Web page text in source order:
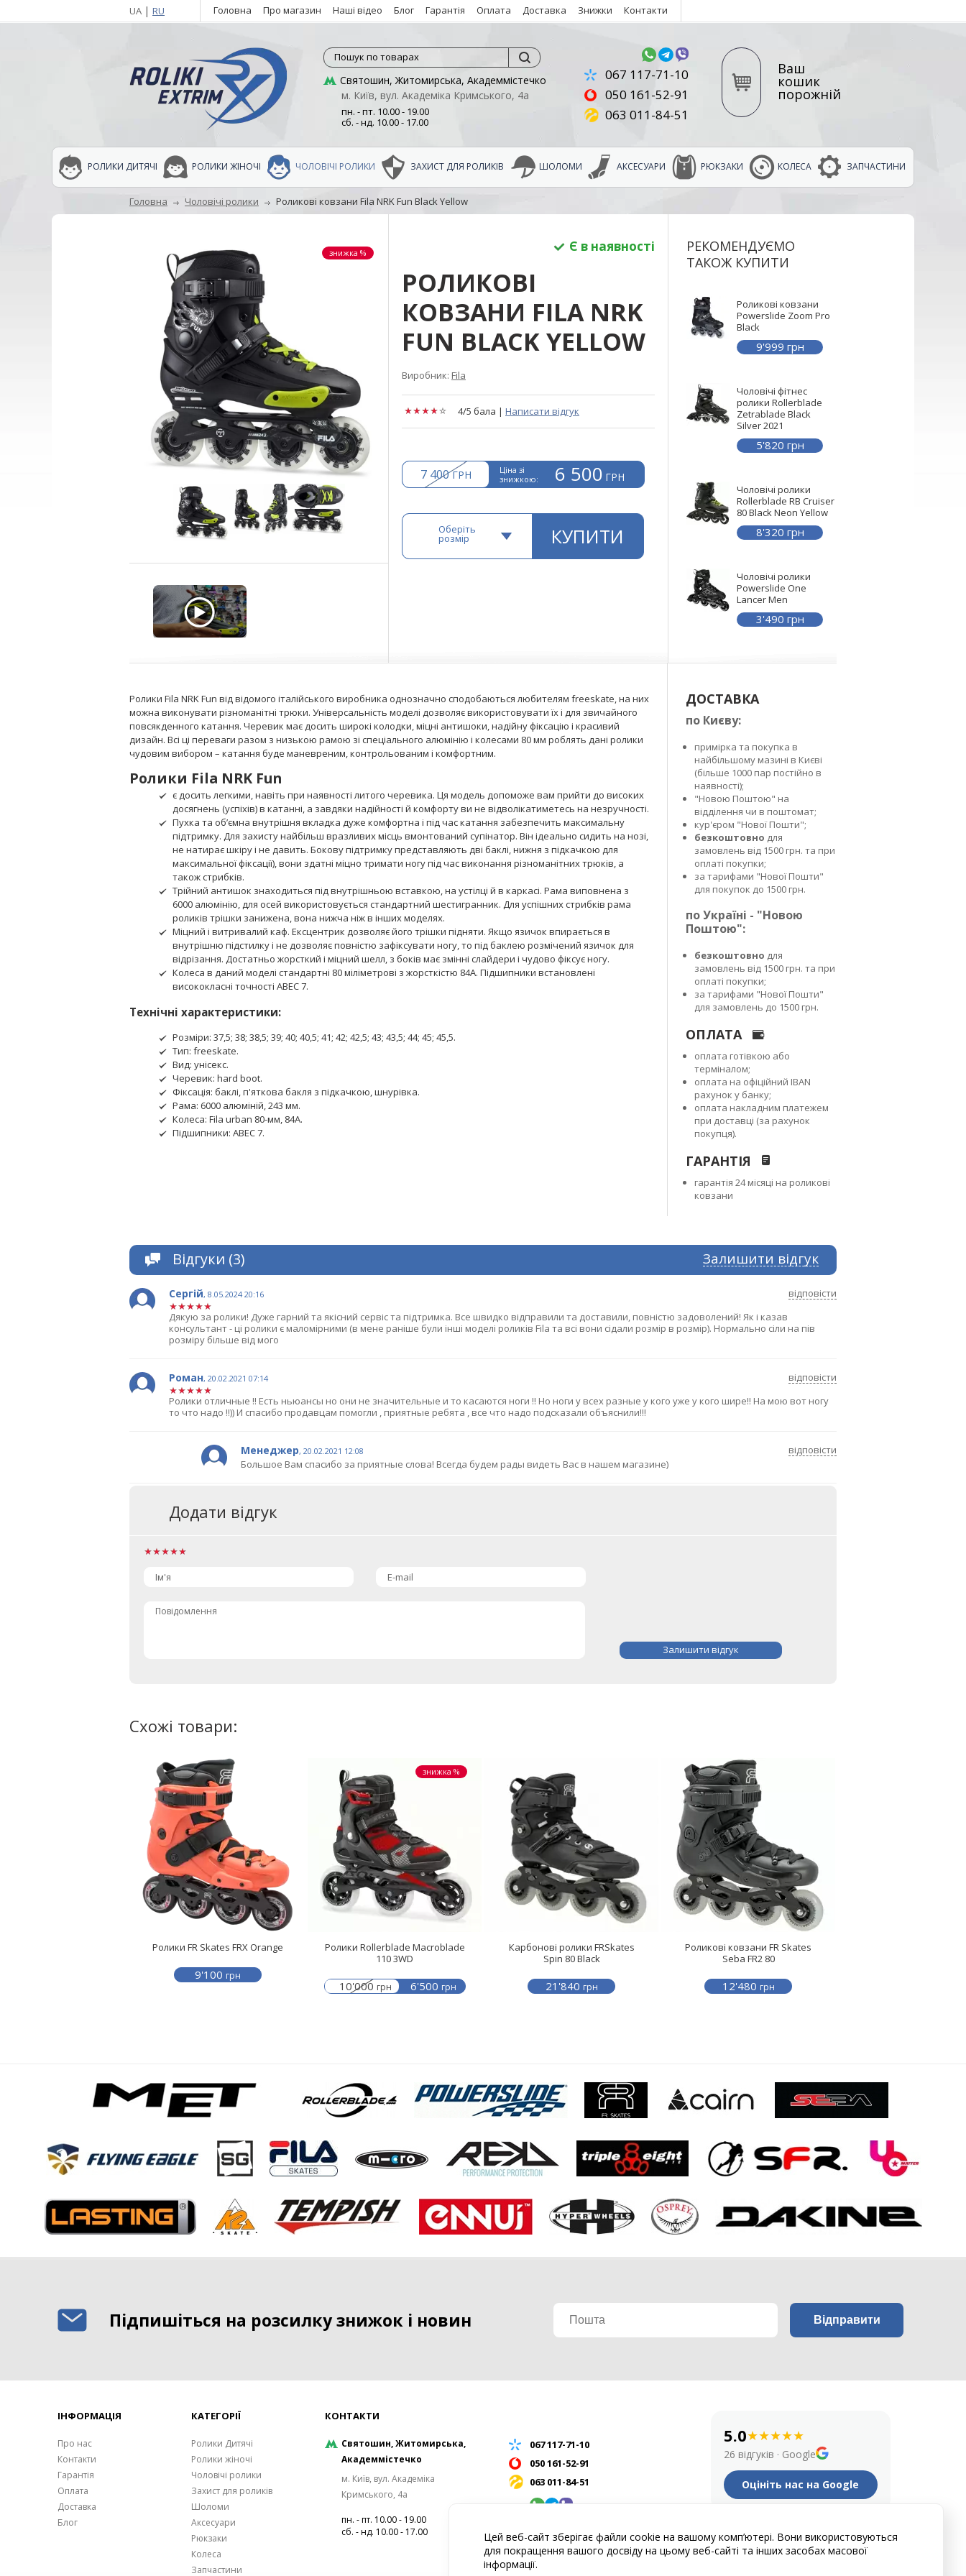
UA | RU Головна Про магазин Наші відео Блог Гарантія Оплата Доставка Знижки Контакти
Пошук по товарах
Святошин, Житомирська, Академмістечко
м. Київ, вул. Академіка Кримського, 4а
пн. - пт. 10.00 - 19.00
сб. - нд. 10.00 - 17.00
067 117-71-10
050 161-52-91
063 011-84-51
Ваш
кошик
порожній
РОЛИКИ ДИТЯЧІ РОЛИКИ ЖІНОЧІ ЧОЛОВІЧІ РОЛИКИ ЗАХИСТ ДЛЯ РОЛИКІВ ШОЛОМИ АКСЕСУАРИ РЮКЗАКИ КОЛЕСА ЗАПЧАСТИНИ
Головна Чоловічі ролики Роликові ковзани Fila NRK Fun Black Yellow
знижка % Є в наявності
РОЛИКОВІ
КОВЗАНИ FILA NRK
FUN BLACK YELLOW
Виробник: Fila
4/5 бала | Написати відгук
7 400 ГРН
Ціна зі
знижкою:
6 500 ГРН
Оберіть
розмір КУПИТИ
РЕКОМЕНДУЄМО
ТАКОЖ КУПИТИ
Роликові ковзани
Powerslide Zoom Pro
Black
9'999 грн
Чоловічі фітнес
ролики Rollerblade
Zetrablade Black
Silver 2021
5'820 грн
Чоловічі ролики
Rollerblade RB Cruiser
80 Black Neon Yellow
8'320 грн
Чоловічі ролики
Powerslide One
Lancer Men
3'490 грн
Ролики Fila NRK Fun від відомого італійського виробника однозначно сподобаються любителям freeskate, на них
можна виконувати різноманітні трюки. Універсальність моделі дозволяє використовувати їх і для звичайного
повсякденного катання. Черевик має досить широкі колодки, міцні антишоки, надійну фіксацію і красивий
дизайн. Всі ці переваги разом з низькою рамою зі спеціального алюмінію і колесами 80 мм роблять дані ролики
чудовим вибором – катання буде маневреним, контрольованим і комфортним.
Ролики Fila NRK Fun
є досить легкими, навіть при наявності литого черевика. Ця модель допоможе вам прийти до високих
досягнень (успіхів) в катанні, а завдяки надійності й комфорту ви не відволікатиметесь на незручності.
Пухка та об’ємна внутрішня вкладка дуже комфортна і під час катання забезпечить максимальну
підтримку. Для захисту найбільш вразливих місць вмонтований супінатор. Він ідеально сидить на нозі,
не натирає шкіру і не давить. Бокову підтримку представляють дві баклі, нижня з підкачкою для
максимальної фіксації), вони здатні міцно тримати ногу під час виконання різноманітних трюків, а
також стрибків.
Трійний антишок знаходиться під внутрішньою вставкою, на устілці й в каркасі. Рама виповнена з
6000 алюмінію, для осей використовується стандартний шестигранник. Для успішних стрибків рама
роликів трішки занижена, вона нижча ніж в інших моделях.
Міцний і витривалий каф. Ексцентрик дозволяє його трішки підняти. Якщо язичок впирається в
внутрішню підстилку і не дозволяє повністю зафіксувати ногу, то під баклею розмічений язичок для
відрізання. Достатньо жорсткий і міцний шелл, з боків має змінні слайдери і чудово фіксує ногу.
Колеса в даний моделі стандартні 80 міліметрові з жорсткістю 84А. Підшипники встановлені
висококласні точності АВЕС 7.
Технічні характеристики:
Розміри: 37,5; 38; 38,5; 39; 40; 40,5; 41; 42; 42,5; 43; 43,5; 44; 45; 45,5.
Тип: freeskate.
Вид: унісекс.
Черевик: hard boot.
Фіксація: баклі, п'яткова бакля з підкачкою, шнурівка.
Рама: 6000 алюміній, 243 мм.
Колеса: Fila urban 80-мм, 84А.
Підшипники: ABEC 7.
ДОСТАВКА
по Києву:
примірка та покупка в
найбільшому мазині в Києві
(більше 1000 пар постійно в
наявності);
"Новою Поштою" на
відділення чи в поштомат;
кур'єром "Нової Пошти";
безкоштовно для
замовлень від 1500 грн. та при
оплаті покупки;
за тарифами "Нової Пошти"
для покупок до 1500 грн.
по Україні - "Новою
Поштою":
безкоштовно для
замовлень від 1500 грн. та при
оплаті покупки;
за тарифами "Нової Пошти"
для замовлень до 1500 грн.
ОПЛАТА
оплата готівкою або
терміналом;
оплата на офіційний IBAN
рахунок у банку;
оплата накладним платежем
при доставці (за рахунок
покупця).
ГАРАНТІЯ
гарантія 24 місяці на роликові
ковзани
Залишити відгук
Відгуки (3)
Сергій, 8.05.2024 20:16
відповісти
Дякую за ролики! Дуже гарний та якісний сервіс та підтримка. Все швидко відправили та доставили, повністю задоволений! Як і казав
консультант - ці ролики є маломірними (в мене раніше були інші моделі роликів Fila та всі вони сідали розмір в розмір). Нормально сіли на пів
розміру більше від мого
Роман, 20.02.2021 07:14
відповісти
Ролики отличные !! Есть ньюансы но они не значительные и то касаются ноги !! Но ноги у всех разные у кого уже у кого шире!! На мою вот ногу
то что надо !!)) И спасибо продавцам помогли , приятные ребята , все что надо подсказали объяснили!!!
Менеджер, 20.02.2021 12:08
відповісти
Большое Вам спасибо за приятные слова! Всегда будем рады видеть Вас в нашем магазине)
Додати відгук
Ім'я E-mail
Повідомлення
Залишити відгук
Схожі товари:
Ролики FR Skates FRX Orange
9'100 грн
знижка %
Ролики Rollerblade Macroblade
110 3WD
10'000 грн 6'500 грн
Карбонові ролики FRSkates
Spin 80 Black
21'840 грн
Роликові ковзани FR Skates
Seba FR2 80
12'480 грн
Підпишіться на розсилку знижок і новин
ІНФОРМАЦІЯ
Про нас
Контакти
Гарантія
Оплата
Доставка
Блог
КАТЕГОРІЇ
Ролики Дитячі
Ролики жіночі
Чоловічі ролики
Захист для роликів
Шоломи
Аксесуари
Рюкзаки
Колеса
Запчастини
КОНТАКТИ
Святошин, Житомирська,
Академмістечко
м. Київ, вул. Академіка
Кримського, 4а
пн. - пт. 10.00 - 19.00
сб. - нд. 10.00 - 17.00
067 117-71-10
050 161-52-91
063 011-84-51
info@roliki-extrim.com.ua
5.0★★★★★
26 відгуків · Google
Оцініть нас на Google
Natalia I
11 місяців тому
Цей веб-сайт зберігає файли cookie на вашому комп’ютері. Вони використовуються
для покращення вашого досвіду на цьому веб-сайті та інших засобах масової
інформації.